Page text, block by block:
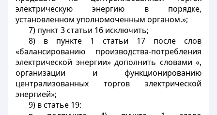
электрическую энергию в порядке,
установленном уполномоченным органом.»;
7) пункт 3 статьи 16 исключить;
8) в пункте 1 статьи 17 после слов
«балансированию производства-потребления
электрической энергии» дополнить словами «,
организации и функционированию
централизованных торгов электрической
энергией»;
9) в статье 19: